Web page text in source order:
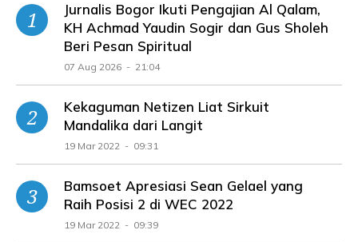
Jurnalis Bogor Ikuti Pengajian Al Qalam,
KH Achmad Yaudin Sogir dan Gus Sholeh
Beri Pesan Spiritual
07 Aug 2026 - 21:04
Kekaguman Netizen Liat Sirkuit
Mandalika dari Langit
19 Mar 2022 - 09:31
Bamsoet Apresiasi Sean Gelael yang
Raih Posisi 2 di WEC 2022
19 Mar 2022 - 09:39